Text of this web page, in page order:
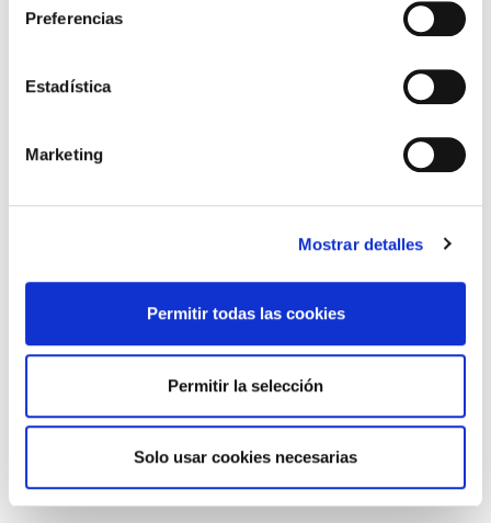
Preferencias
Estadística
Marketing
Mostrar detalles
Permitir todas las cookies
Permitir la selección
Solo usar cookies necesarias
34 delegaciones y
alrededor de 540
agencias